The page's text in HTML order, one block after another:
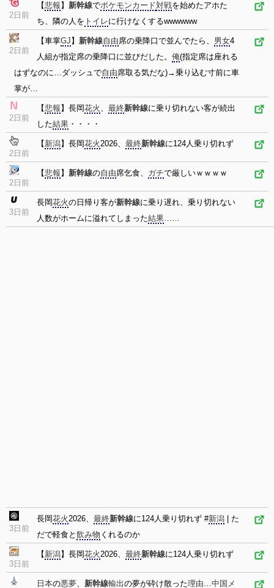
2日前
【悲報 】 新幹線でポケモンカード対戦を始めたアホた
ち、隣の人を トイレに行けなくするwwwwww
2日前
【車掌GJ 】 新幹線自由席の乗降口で並んでたら、 男女4
人組が指定席の乗降口に並びだした。 俺(指定席は座れる
はずなのに…ダッシュで自由席取る気だな)→乗り込む寸前に車
掌が…
2日前
【悲報 】長岡花火 、 最終新幹線に乗り切れない客が続出
した結果 ・・・・
2日前
【 新潟】長岡花火2026、 最終新幹線に124人乗り切れず
2日前
【悲報 】 新幹線の自由席乞食、 ガチで厳しいｗｗｗｗ
3日前
長岡花火の日帰り客が新幹線に乗り遅れ、乗り切れない
人数がホームに溢れてしまった結果……
3日前
長岡花火2026、 最終新幹線に124人乗り切れず #新潟 | た
だで軽食と 飲み物 くれるのか
3日前
【 新潟】長岡花火2026、 最終新幹線に124人乗り切れず
日本の悪夢、 新幹線輸出の夢が砕け散った理由…中国 メ